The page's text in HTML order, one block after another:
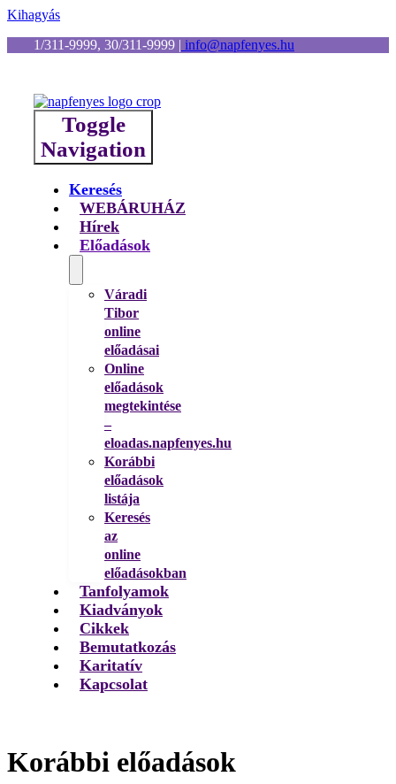
Kihagyás
1/311-9999, 30/311-9999 | info@napfenyes.hu
Toggle
Navigation
Keresés
WEBÁRUHÁZ
Hírek
Előadások
Váradi
Tibor
online
előadásai
Online
előadások
megtekintése
–
eloadas.napfenyes.hu
Korábbi
előadások
listája
Keresés
az
online
előadásokban
Tanfolyamok
Kiadványok
Cikkek
Bemutatkozás
Karitatív
Kapcsolat
Korábbi előadások